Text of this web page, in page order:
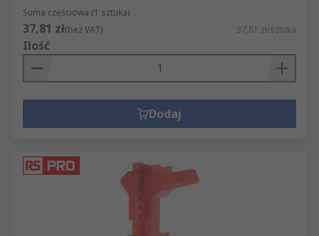
Suma częściowa (1 sztuka)
37,81 zł(bez VAT) 37,81 zł/sztuka
Ilość
Dodaj